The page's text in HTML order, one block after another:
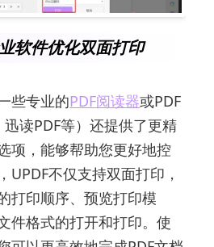
软件优化双面打印
些专业的PDF阅读器或PDF
读PDF等）还提供了更精
项，能够帮助您更好地控
UPDF不仅支持双面打印，
打印顺序、预览打印模
件格式的打开和打印。使